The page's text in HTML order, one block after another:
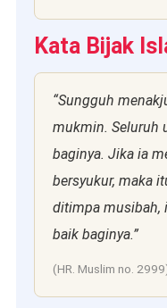
Kata Bijak
“Sungguh
mukmin. Seluruh
baginya. Jika ia
bersyukur, maka
ditimpa musibah,
baik baginya.”
(HR. Muslim no.